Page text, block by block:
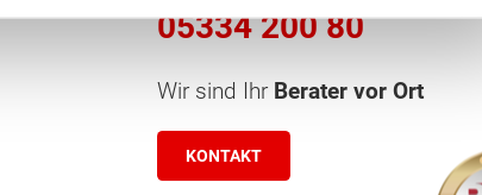
05334 200 80
Wir sind Ihr Berater vor Ort
KONTAKT